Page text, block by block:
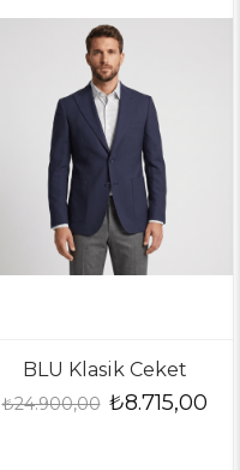
BLU Klasik Ceket
₺8.715,00
₺24.900,00